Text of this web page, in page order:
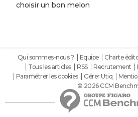
choisir un bon melon
Qui sommes-nous ? Equipe Charte
Tous les articles
RSS Recrutement
Paramétrer les cookies
Gérer Utiq
© 2026 CCM